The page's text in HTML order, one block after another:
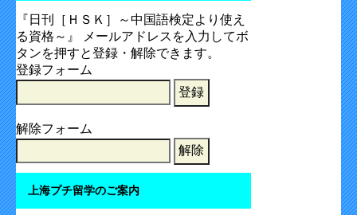
『日刊［ＨＳＫ］～中国語検定より使え
る資格～』 メールアドレスを入力してボ
タンを押すと登録・解除できます。
登録フォーム
解除フォーム
上海プチ留学のご案内